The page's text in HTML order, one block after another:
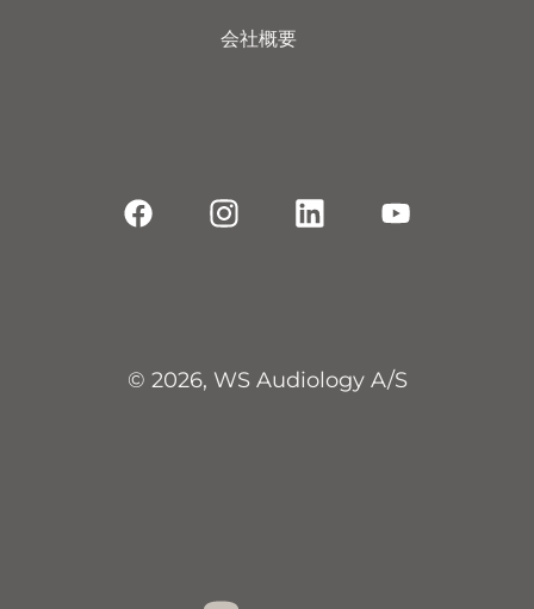
会社概要
© 2026, WS Audiology A/S